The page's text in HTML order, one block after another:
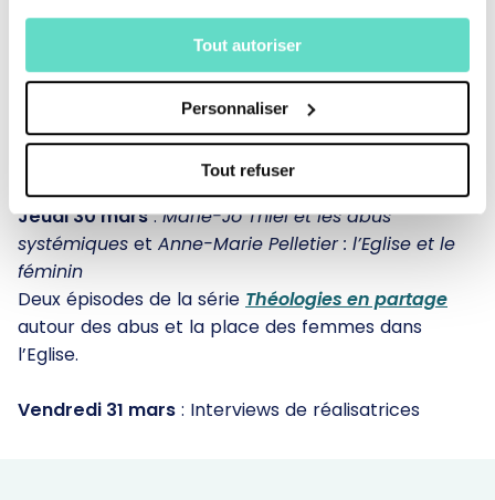
Tout autoriser
Personnaliser
Tout refuser
Mercredi 29 mars:Un jardin d’Eden au Congo –
sur les pas de sœur Geneviève
Fille de la Charité, Sœur Geneviève, 80 ans en 2009,
est une femme a la ténacité et à la volonté
exemplaires ! Par amour, elle a consacré toute sa
Jeudi 30 mars:Marie-Jo Thiel et les abus
systémiques et Anne-Marie Pelletier : l’Eglise et le
féminin
Deux épisodes de la série Théologies en partage
autour des abus et la place des femmes dans
l’Eglise.
Vendredi 31 mars : Interviews de réalisatrices